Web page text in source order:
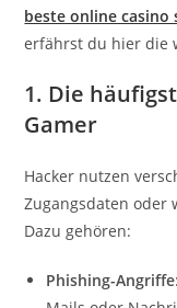
beste online casino
erfährst du hier die
1. Die
Gamer
Hacker nutzen
Zugangsdaten oder
Dazu gehören:
Phishing-Angriffe